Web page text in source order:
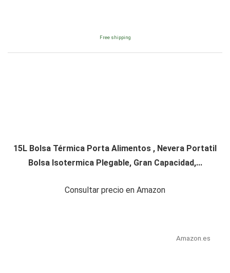
Free shipping
15L Bolsa Térmica Porta Alimentos , Nevera Portatil
Bolsa Isotermica Plegable, Gran Capacidad,...
Consultar precio en Amazon
Amazon.es